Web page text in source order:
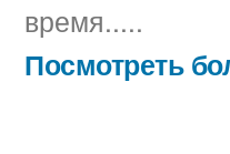
время.....
Посмотреть